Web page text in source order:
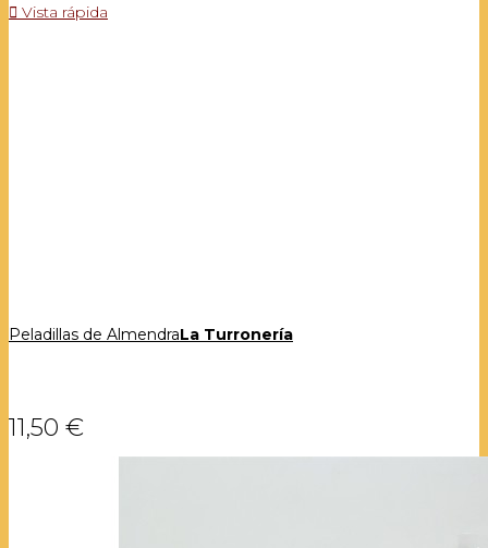
 Vista rápida
Peladillas de AlmendraLa Turronería
11,50 €